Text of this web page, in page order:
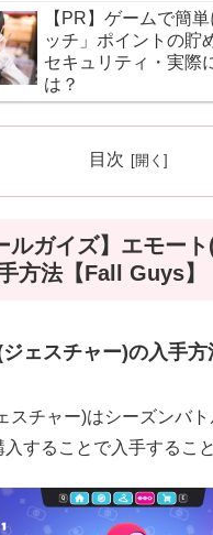
【PR】ゲームで簡
ッチ」ポイントの貯
セキュリティ・実際
は？
目次
ルガイズ】エモー
方法【Fall Guys】
ェスチャー)の入手方
スチャー)はシーズンバ
入することで入手するこ